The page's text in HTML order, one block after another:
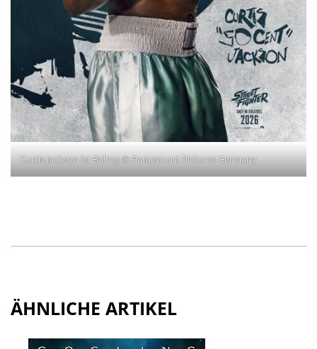
Curtis Jackson ist Balrog © Paramount Pictures Germany
ÄHNLICHE ARTIKEL